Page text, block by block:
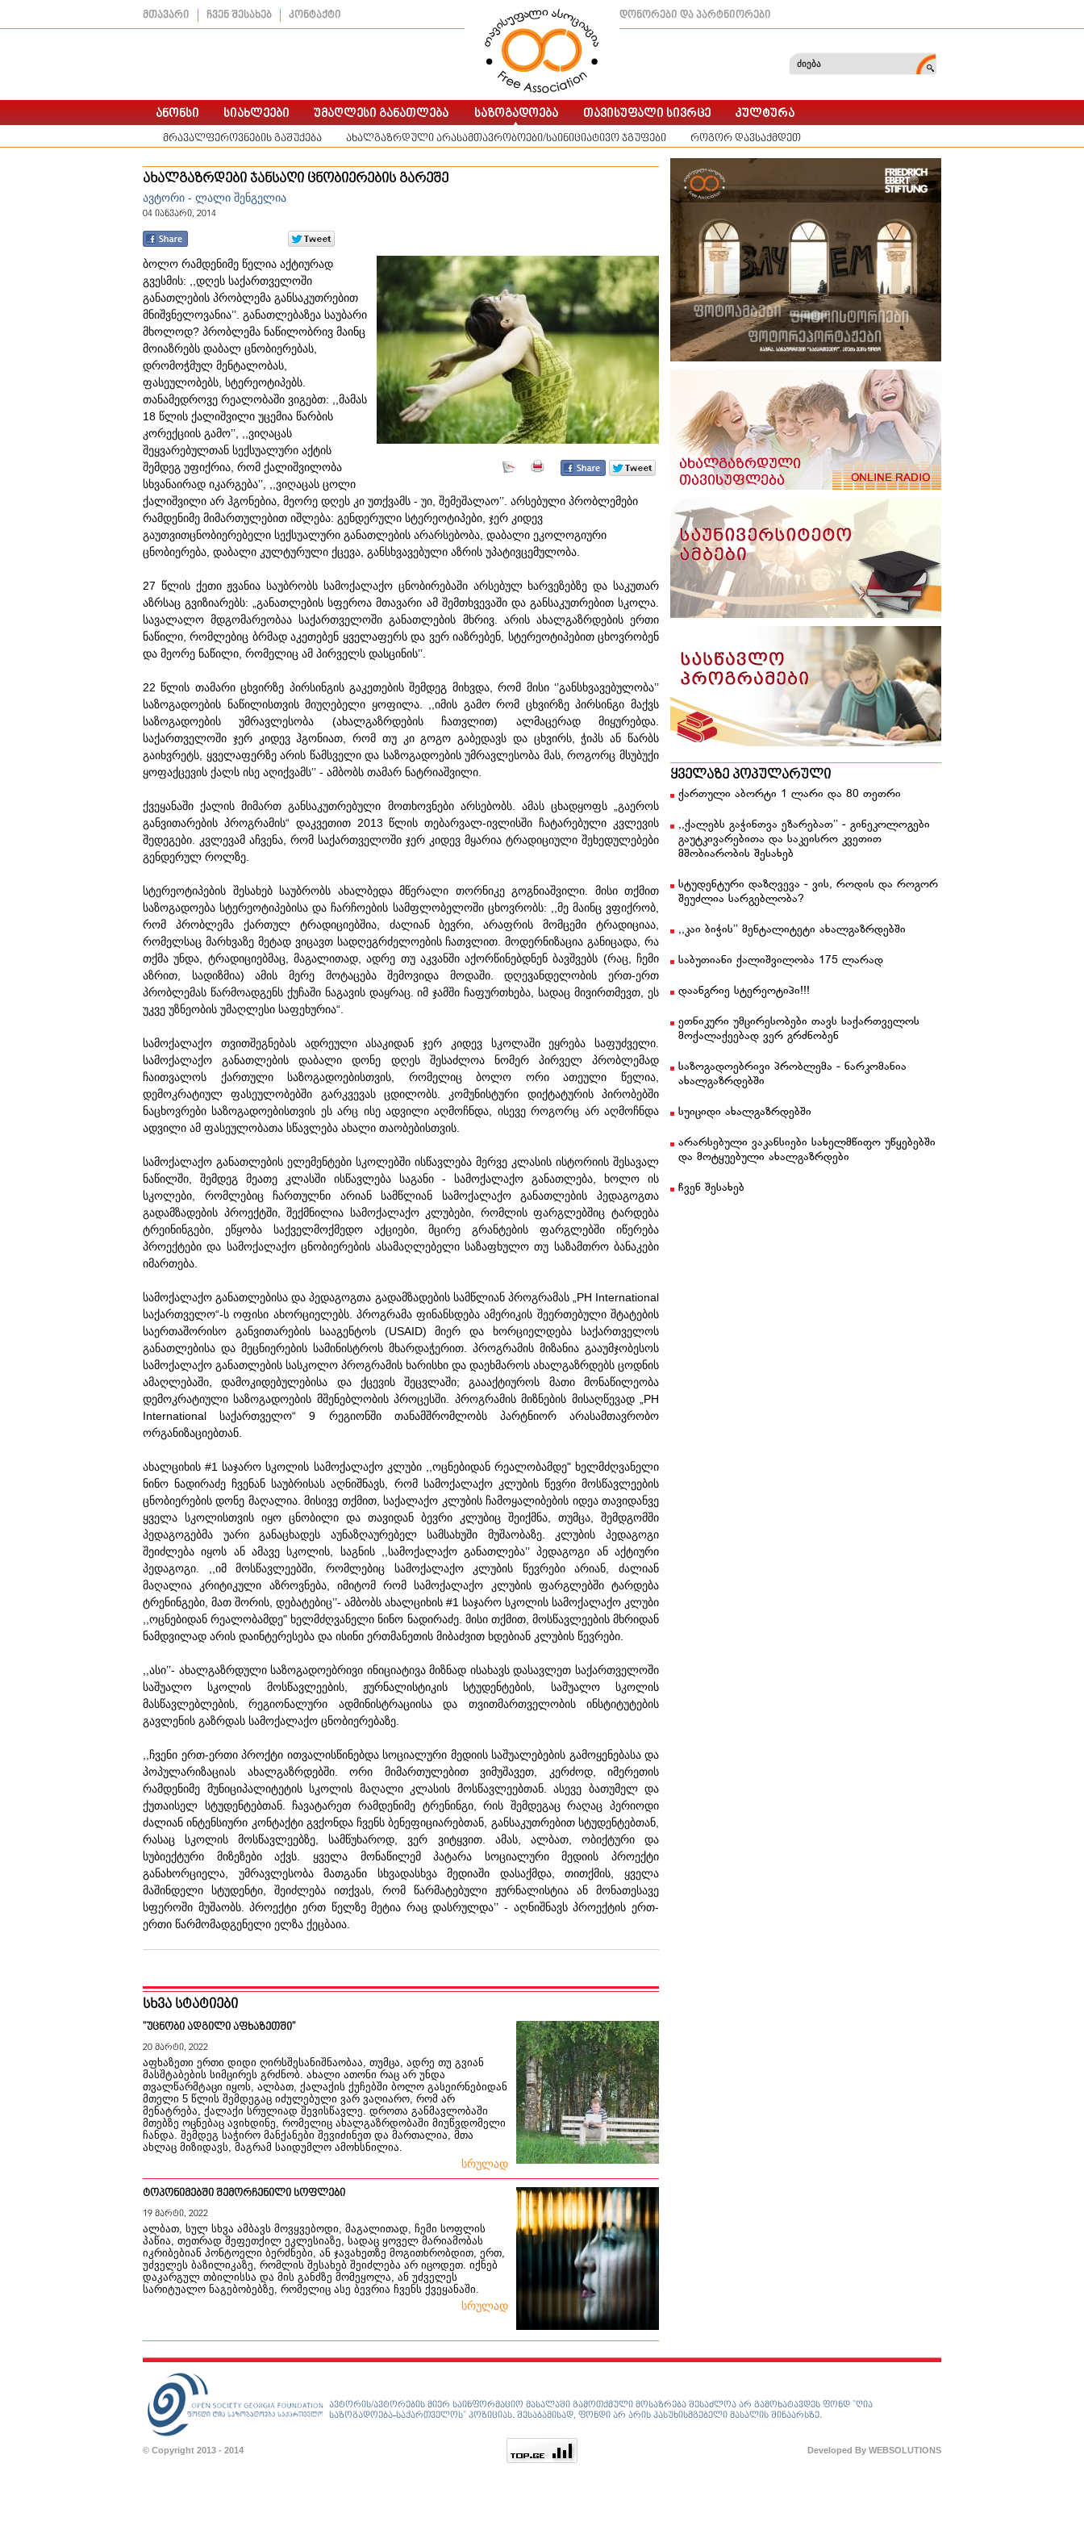
მთავარი ჩვენ შესახებ კონტაქტი დონორები და პარტნიორები
მრავალფეროვნების გაშუქება ახალგაზრდული არასამთავრობოები/საინიციატივო ჯგუფები როგორ დავსაქმდეთ
ახალგაზრდები ჯანსაღი ცნობიერების გარეშე
ავტორი - ლალი შენგელია
04 იანვარი, 2014
ბოლო რამდენიმე წელია აქტიურად
გვესმის: ,,დღეს საქართველოში
განათლების პრობლემა განსაკუთრებით
მნიშვნელოვანია’’. განათლებაზეა საუბარი
მხოლოდ? პრობლემა ნაწილობრივ მაინც
მოიაზრებს დაბალ ცნობიერებას,
დრომოჭმულ მენტალობას,
ფასეულობებს, სტერეოტიპებს.
თანამედროვე რეალობაში ვიგებთ: ,,მამას
18 წლის ქალიშვილი უცემია წარბის
კორექციის გამო’’, ,,ვიღაცას
შეყვარებულთან სექსუალური აქტის
შემდეგ უფიქრია, რომ ქალიშვილობა
სხვანაირად იკარგება’’, ,,ვიღაცას ცოლი
ქალიშვილი არ ჰგონებია, მეორე დღეს კი უთქვამს - უი, შემეშალაო’’. არსებული პრობლემები
რამდენიმე მიმართულებით იშლება: გენდერული სტერეოტიპები, ჯერ კიდევ
გაუთვითცნობიერებელი სექსუალური განათლების არარსებობა, დაბალი ეკოლოგიური
ცნობიერება, დაბალი კულტურული ქცევა, განსხვავებული აზრის უპატივცემულობა.
27 წლის ქეთი ჟვანია საუბრობს სამოქალაქო ცნობირებაში არსებულ ხარვეზებზე და საკუთარ
აზრსაც გვიზიარებს: „განათლების სფეროა მთავარი ამ შემთხვევაში და განსაკუთრებით სკოლა.
სავალალო მდგომარეობაა საქართველოში განათლების მხრივ. არის ახალგაზრდების ერთი
ნაწილი, რომლებიც ბრმად აკეთებენ ყველაფერს და ვერ იაზრებენ, სტერეოტიპებით ცხოვრობენ
და მეორე ნაწილი, რომელიც ამ პირველს დასცინის’’.
22 წლის თამარი ცხვირზე პირსინგის გაკეთების შემდეგ მიხვდა, რომ მისი ‘’განსხვავებულობა’’
საზოგადოების ნაწილისთვის მიუღებელი ყოფილა. ,,იმის გამო რომ ცხვირზე პირსინგი მაქვს
საზოგადოების უმრავლესობა (ახალგაზრდების ჩათვლით) ალმაცერად მიყურებდა.
საქართველოში ჯერ კიდევ ჰგონიათ, რომ თუ კი გოგო გაბედავს და ცხვირს, ჭიპს ან წარბს
გაიხვრეტს, ყველაფერზე არის წამსველი და საზოგადოების უმრავლესობა მას, როგორც მსუბუქი
ყოფაქცევის ქალს ისე აღიქვამს’’ - ამბობს თამარ ნატრიაშვილი.
ქვეყანაში ქალის მიმართ განსაკუთრებული მოთხოვნები არსებობს. ამას ცხადყოფს „გაეროს
განვითარების პროგრამის“ დაკვეთით 2013 წლის თებარვალ-ივლისში ჩატარებული კვლევის
შედეგები. კვლევამ აჩვენა, რომ საქართველოში ჯერ კიდევ მყარია ტრადიციული შეხედულებები
გენდერულ როლზე.
სტერეოტიპების შესახებ საუბრობს ახალბედა მწერალი თორნიკე გოგნიაშვილი. მისი თქმით
საზოგადოება სტერეოტიპებისა და ჩარჩოების სამფლობელოში ცხოვრობს: ,,მე მაინც ვფიქრობ,
რომ პრობლემა ქართულ ტრადიციებშია, ძალიან ბევრი, არაფრის მომცემი ტრადიციაა,
რომელსაც მარხვაზე მეტად ვიცავთ სადღეგრძელოების ჩათვლით. მოდერნიზაცია განიცადა, რა
თქმა უნდა, ტრადიციებმაც, მაგალითად, ადრე თუ აკვანში აქორწინებდნენ ბავშვებს (რაც, ჩემი
აზრით, სადიზმია) ამის მერე მოტაცება შემოვიდა მოდაში. დღევანდელობის ერთ-ერთ
პრობლემას წარმოადგენს ქუჩაში ნაგავის დაყრაც. იმ ჯამში ჩაფურთხება, სადაც მივირთმევთ, ეს
უკვე უზნეობის უმაღლესი საფეხურია“.
სამოქალაქო თვითშეგნებას ადრეული ასაკიდან ჯერ კიდევ სკოლაში ეყრება საფუძველი.
სამოქალაქო განათლების დაბალი დონე დღეს შესაძლოა ნომერ პირველ პრობლემად
ჩაითვალოს ქართული საზოგადოებისთვის, რომელიც ბოლო ორი ათეული წელია,
დემოკრატიულ ფასეულობებში გარკვევას ცდილობს. კომუნისტური დიქტატურის პირობებში
ნაცხოვრები საზოგადოებისთვის ეს არც ისე ადვილი აღმოჩნდა, ისევე როგორც არ აღმოჩნდა
ადვილი ამ ფასეულობათა სწავლება ახალი თაობებისთვის.
სამოქალაქო განათლების ელემენტები სკოლებში ისწავლება მერვე კლასის ისტორიის შესავალ
ნაწილში, შემდეგ მეათე კლასში ისწავლება საგანი - სამოქალაქო განათლება, ხოლო ის
სკოლები, რომლებიც ჩართულნი არიან სამწლიან სამოქალაქო განათლების პედაგოგთა
გადამზადების პროექტში, შექმნილია სამოქალაქო კლუბები, რომლის ფარგლებშიც ტარდება
ტრეინინგები, ეწყობა საქველმოქმედო აქციები, მცირე გრანტების ფარგლებში იწერება
პროექტები და სამოქალაქო ცნობიერების ასამაღლებელი საზაფხულო თუ საზამთრო ბანაკები
იმართება.
სამოქალაქო განათლებისა და პედაგოგთა გადამზადების სამწლიან პროგრამას „PH International
საქართველო“-ს ოფისი ახორციელებს. პროგრამა ფინანსდება ამერიკის შეერთებული შტატების
საერთაშორისო განვითარების სააგენტოს (USAID) მიერ და ხორციელდება საქართველოს
განათლებისა და მეცნიერების სამინისტროს მხარდაჭერით. პროგრამის მიზანია გააუმჯობესოს
სამოქალაქო განათლების სასკოლო პროგრამის ხარისხი და დაეხმაროს ახალგაზრდებს ცოდნის
ამაღლებაში, დამოკიდებულებისა და ქცევის შეცვლაში; გაააქტიუროს მათი მონაწილეობა
დემოკრატიული საზოგადოების მშენებლობის პროცესში. პროგრამის მიზნების მისაღწევად „PH
International საქართველო“ 9 რეგიონში თანამშრომლობს პარტნიორ არასამთავრობო
ორგანიზაციებთან.
ახალციხის #1 საჯარო სკოლის სამოქალაქო კლუბი ,,ოცნებიდან რეალობამდე" ხელმძღვანელი
ნინო ნადირაძე ჩვენან საუბრისას აღნიშნავს, რომ სამოქალაქო კლუბის წევრი მოსწავლეების
ცნობიერების დონე მაღალია. მისივე თქმით, საქალაქო კლუბის ჩამოყალიბების იდეა თავიდანვე
ყველა სკოლისთვის იყო ცნობილი და თავიდან ბევრი კლუბიც შეიქმნა, თუმცა, შემდგომში
პედაგოგებმა უარი განაცხადეს აუნაზღაურებელ სამსახუში მუშაობაზე. კლუბის პედაგოგი
შეიძლება იყოს ან ამავე სკოლის, საგნის ,,სამოქალაქო განათლება’’ პედაგოგი ან აქტიური
პედაგოგი. ,,იმ მოსწავლეებში, რომლებიც სამოქალაქო კლუბის წევრები არიან, ძალიან
მაღალია კრიტიკული აზროვნება, იმიტომ რომ სამოქალაქო კლუბის ფარგლებში ტარდება
ტრენინგები, მათ შორის, დებატებიც’’- ამბობს ახალციხის #1 საჯარო სკოლის სამოქალაქო კლუბი
,,ოცნებიდან რეალობამდე" ხელმძღვანელი ნინო ნადირაძე. მისი თქმით, მოსწავლეების მხრიდან
ნამდვილად არის დაინტერესება და ისინი ერთმანეთის მიბაძვით ხდებიან კლუბის წევრები.
,,ასი’’- ახალგაზრდული საზოგადოებრივი ინიციატივა მიზნად ისახავს დასავლეთ საქართველოში
საშუალო სკოლის მოსწავლეების, ჟურნალისტიკის სტუდენტების, საშუალო სკოლის
მასწავლებლების, რეგიონალური ადმინისტრაციისა და თვითმართველობის ინსტიტუტების
გავლენის გაზრდას სამოქალაქო ცნობიერებაზე.
,,ჩვენი ერთ-ერთი პროქტი ითვალისწინებდა სოციალური მედიის საშუალებების გამოყენებასა და
პოპულარიზაციას ახალგაზრდებში. ორი მიმართულებით ვიმუშავეთ, კერძოდ, იმერეთის
რამდენიმე მუნიციპალიტეტის სკოლის მაღალი კლასის მოსწავლეებთან. ასევე ბათუმელ და
ქუთაისელ სტუდენტებთან. ჩავატარეთ რამდენიმე ტრენინგი, რის შემდეგაც რაღაც პერიოდი
ძალიან ინტენსიური კონტაქტი გვქონდა ჩვენს ბენეფიციარებთან, განსაკუთრებით სტუდენტებთან,
რასაც სკოლის მოსწავლეებზე, სამწუხაროდ, ვერ ვიტყვით. ამას, ალბათ, ობიქტური და
სუბიექტური მიზეზები აქვს. ყველა მონაწილემ პატარა სოციალური მედიის პროექტი
განახორციელა, უმრავლესობა მათგანი სხვადასხვა მედიაში დასაქმდა, თითქმის, ყველა
მაშინდელი სტუდენტი, შეიძლება ითქვას, რომ წარმატებული ჟურნალისტია ან მონათესავე
სფეროში მუშაობს. პროექტი ერთ წელზე მეტია რაც დასრულდა’’ - აღნიშნავს პროექტის ერთ-
ერთი წარმომადგენელი ელზა ქეცბაია.
სხვა სტატიები
"უცნობი ადგილი აფხაზეთში"
20 მარტი, 2022
აფხაზეთი ერთი დიდი ღირსშესანიშნაობაა, თუმცა, ადრე თუ გვიან
მასშტაბების სიმცირეს გრძნობ. ახალი ათონი რაც არ უნდა
თვალწარმტაცი იყოს, ალბათ, ქალაქის ქუჩებში ბოლო გასეირნებიდან
მთელი 5 წლის შემდეგაც იძულებული ვარ ვაღიარო, რომ არ
მენატრება, ქალაქი სრულიად შევისწავლე. დროთა განმავლობაში
მთებზე ოცნებაც ავიხდინე, რომელიც ახალგაზრდობაში მიუწვდომელი
ჩანდა. შემდეგ საჭირო მანქანები შევიძინეთ და მართალია, მთა
ახლაც მიზიდავს, მაგრამ საიდუმლო ამოხსნილია.
სრულად
ტოპონიმებში შემორჩენილი სოფლები
19 მარტი, 2022
ალბათ, სულ სხვა ამბავს მოვყვებოდი, მაგალითად, ჩემი სოფლის
პაწია, თეთრად შეფეთქილ ეკლესიაზე, სადაც ყოველ მარიამობას
იკრიბებიან პონტოელი ბერძნები, ან ჯავახეთზე მოგითხრობდით, ერთ,
უძველეს ბაზილიკაზე, რომლის შესახებ შეიძლება არ იცოდეთ. იქნებ
დაკარგულ თბილისსა და მის განძზე მომეყოლა, ან უძველეს
სარიტუალო ნაგებობებზე, რომელიც ასე ბევრია ჩვენს ქვეყანაში.
სრულად
ყველაზე პოპულარული
ქართული აბორტი 1 ლარი და 80 თეთრი
,,ქალებს გაჭინთვა ეზარებათ’’ - გინეკოლოგები
გაუტკივარებითა და საკეისრო კვეთით
მშობიარობის შესახებ
სტუდენტური დაზღვევა - ვის, როდის და როგორ
შეუძლია სარგებლობა?
,,კაი ბიჭის’’ მენტალიტეტი ახალგაზრდებში
საბუთიანი ქალიშვილობა 175 ლარად
დაანგრიე სტერეოტიპი!!!
ეთნიკური უმცირესობები თავს საქართველოს
მოქალაქეებად ვერ გრძნობენ
საზოგადოებრივი პრობლემა - ნარკომანია
ახალგაზრდებში
სუიციდი ახალგაზრდებში
არარსებული ვაკანსიები სახელმწიფო უწყებებში
და მოტყუებული ახალგაზრდები
ჩვენ შესახებ
ავტორის/ავტორების მიერ საინფორმაციო მასალაში გამოთქმული მოსაზრება შესაძლოა არ გამოხატავდეს ფონდ ”ღია
საზოგადოება-საქართველოს” პოზიციას. შესაბამისად, ფონდი არ არის პასუხისმგებელი მასალის შინაარსზე.
© Copyright 2013 - 2014 Developed By WEBSOLUTIONS